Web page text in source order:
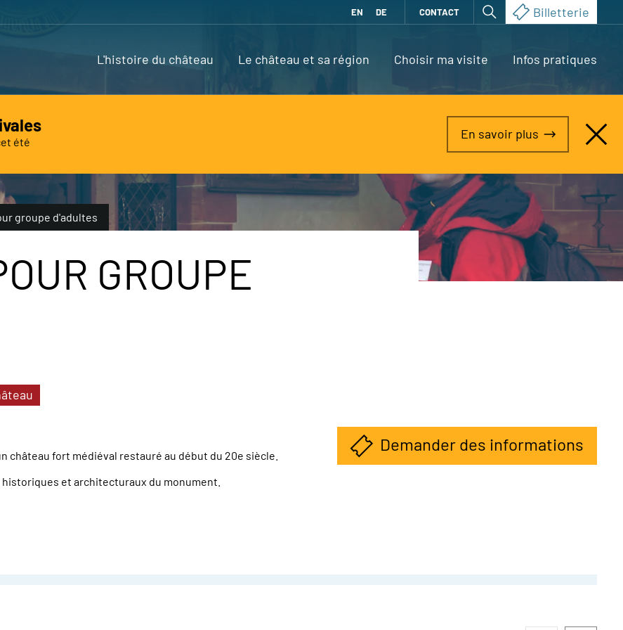
EN DE CONTACT Billetterie
L'histoire du château Le château et sa région Choisir ma visite Infos pratiques
?
été
En savoir plus
groupe d'adultes
GROUPE
château fort médiéval restauré au début du 20e siècle.
et architecturaux du monument.
Demander des informations